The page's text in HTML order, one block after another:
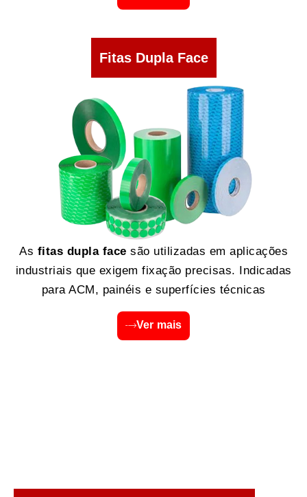
Fitas Dupla Face
As fitas dupla face são utilizadas em aplicações
industriais que exigem fixação precisas. Indicadas
para ACM, painéis e superfícies técnicas
Ver mais